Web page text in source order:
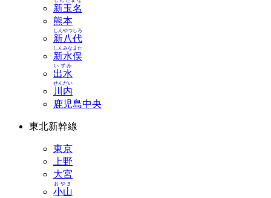
新玉名
熊本
新八代
しんやつしろ
新水俣
しんみなまた
出水
いずみ
川内
せんだい
鹿児島中央
東北新幹線
東京
上野
大宮
小山
おやま